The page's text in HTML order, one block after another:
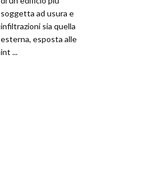
soggetta ad usura e
infiltrazioni sia quella
esterna, esposta alle
int ...